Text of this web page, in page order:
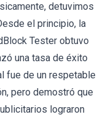
detuvimos
el principio, la
Tester obtuvo
una tasa de éxito
fue de un respetable
pero demostró que
lograron